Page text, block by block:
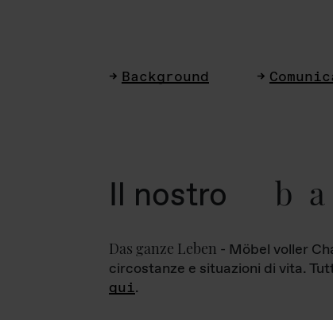
Background
Il nostro
Das ganze Leben - Möbel voller
circostanze e situazioni di vita.
qui.